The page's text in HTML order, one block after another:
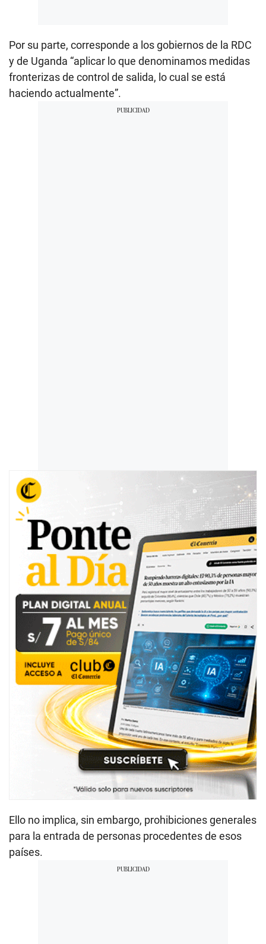
Por su parte, corresponde a los gobiernos de la RDC
y de Uganda “aplicar lo que denominamos medidas
fronterizas de control de salida, lo cual se está
haciendo actualmente”.
Ello no implica, sin embargo, prohibiciones generales
para la entrada de personas procedentes de esos
países.